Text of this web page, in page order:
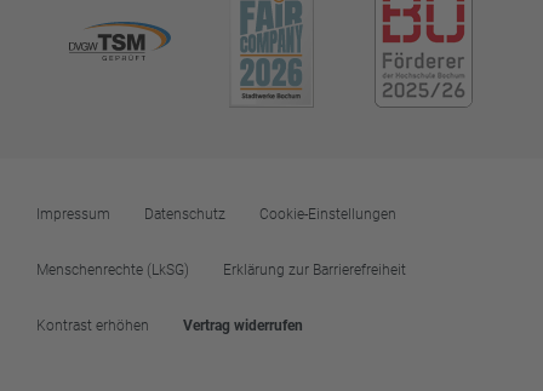
Impressum Datenschutz Cookie-Einstellungen
Menschenrechte (LkSG) Erklärung zur Barrierefreiheit
Kontrast erhöhen Vertrag widerrufen